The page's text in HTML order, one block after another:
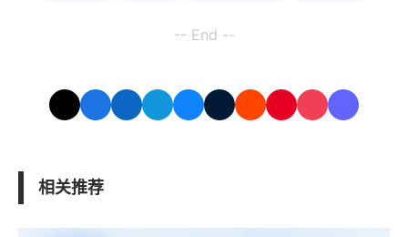
-- End --
相关推荐